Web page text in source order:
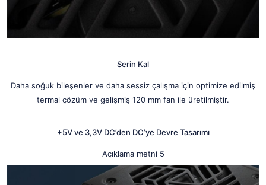
Serin Kal
Daha soğuk bileşenler ve daha sessiz çalışma için optimize edilmiş
termal çözüm ve gelişmiş 120 mm fan ile üretilmiştir.
+5V ve 3,3V DC’den DC’ye Devre Tasarımı
Açıklama metni 5